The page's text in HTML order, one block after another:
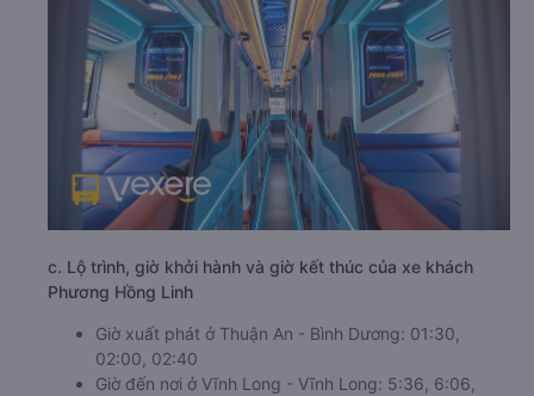
c. Lộ trình, giờ khởi hành và giờ kết thúc của xe khách
Phương Hồng Linh
Giờ xuất phát ở Thuận An - Bình Dương: 01:30,
02:00, 02:40
Giờ đến nơi ở Vĩnh Long - Vĩnh Long: 5:36, 6:06,